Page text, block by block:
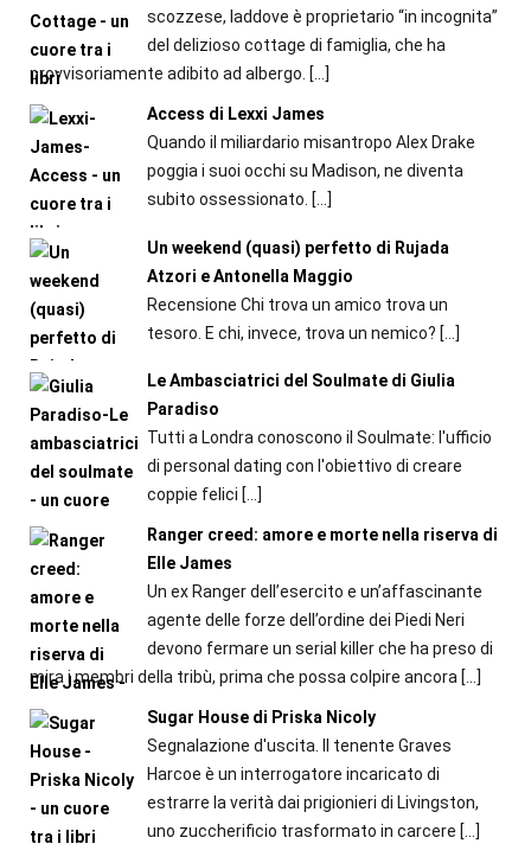
scozzese, laddove è proprietario “in incognita”
del delizioso cottage di famiglia, che ha
provvisoriamente adibito ad albergo. […]
Access di Lexxi James
Quando il miliardario misantropo Alex Drake
poggia i suoi occhi su Madison, ne diventa
subito ossessionato. […]
Un weekend (quasi) perfetto di Rujada
Atzori e Antonella Maggio
Recensione Chi trova un amico trova un
tesoro. E chi, invece, trova un nemico? […]
Le Ambasciatrici del Soulmate di Giulia
Paradiso
Tutti a Londra conoscono il Soulmate: l'ufficio
di personal dating con l'obiettivo di creare
coppie felici […]
Ranger creed: amore e morte nella riserva di
Elle James
Un ex Ranger dell’esercito e un’affascinante
agente delle forze dell’ordine dei Piedi Neri
devono fermare un serial killer che ha preso di
mira i membri della tribù, prima che possa colpire ancora […]
Sugar House di Priska Nicoly
Segnalazione d'uscita. Il tenente Graves
Harcoe è un interrogatore incaricato di
estrarre la verità dai prigionieri di Livingston,
uno zuccherificio trasformato in carcere […]